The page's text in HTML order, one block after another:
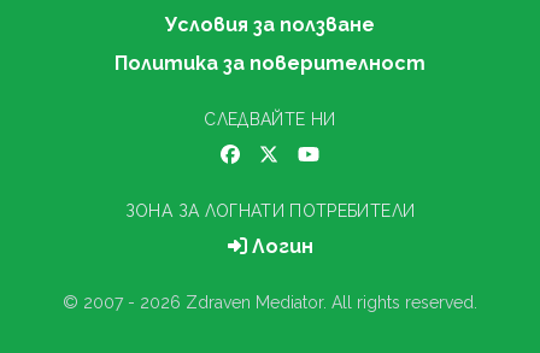
Условия за ползване
Политика за поверителност
СЛЕДВАЙТЕ НИ
ЗОНА ЗА ЛОГНАТИ ПОТРЕБИТЕЛИ
Логин
© 2007 - 2026 Zdraven Mediator. All rights reserved.